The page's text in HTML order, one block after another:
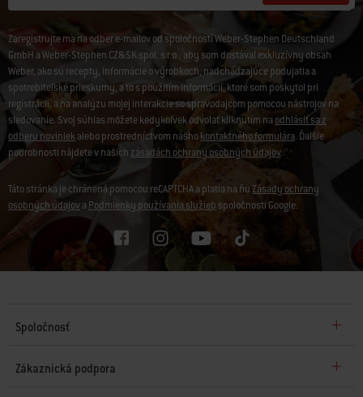
Zaregistrujte ma na odber e-mailov od spoločností Weber-Stephen Deutschland
GmbH a Weber-Stephen CZ&SK spol. s r.o., aby som dostával exkluzívny obsah
Weber, ako sú recepty, informácie o výrobkoch, nadchádzajúce podujatia a
spotrebiteľské prieskumy, a to s použitím informácií, ktoré som poskytol pri
registrácii, a na analýzu mojej interakcie so spravodajcom pomocou nástrojov na
sledovanie. Svoj súhlas môžete kedykoľvek odvolať kliknutím naodhlásiť sa z
odberu noviniekalebo prostredníctvom nášhokontaktného formulára. Ďalšie
podrobnosti nájdete v našich zásadách ochrany osobných údajov.
Táto stránka je chránená pomocou reCAPTCHA a platia na ňuZásady ochrany
osobných údajova Podmienky používania služieb spoločnosti Google.
Spoločnosť
Zákaznická podpora